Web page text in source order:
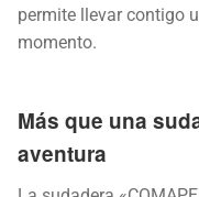
permite llevar contigo
momento.
Más que una
aventura